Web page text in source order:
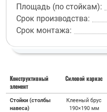
Площадь (по стойкам):
Срок производства:
Срок монтажа:
Конструктивный
элемент
Силовой каркас
Стойки (столбы
навеса)
Клееный брус
190×190 мм